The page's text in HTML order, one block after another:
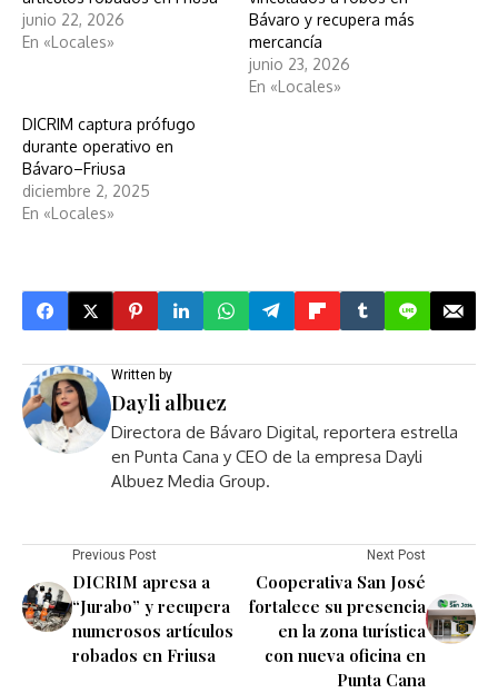
junio 22, 2026
En «Locales»
Bávaro y recupera más
mercancía
junio 23, 2026
En «Locales»
DICRIM captura prófugo
durante operativo en
Bávaro–Friusa
diciembre 2, 2025
En «Locales»
Written by
Dayli albuez
Directora de Bávaro Digital, reportera estrella
en Punta Cana y CEO de la empresa Dayli
Albuez Media Group.
Previous Post
DICRIM apresa a
“Jurabo” y recupera
numerosos artículos
robados en Friusa
Next Post
Cooperativa San José
fortalece su presencia
en la zona turística
con nueva oficina en
Punta Cana